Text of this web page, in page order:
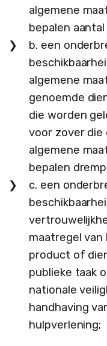
algemene
bepalen
b. een
algemene
genoemde
die worden
voor zover die
algemene
bepalen
c. een
maatregel
product of
publieke taak
nationale
handhaving
hulpverlening;